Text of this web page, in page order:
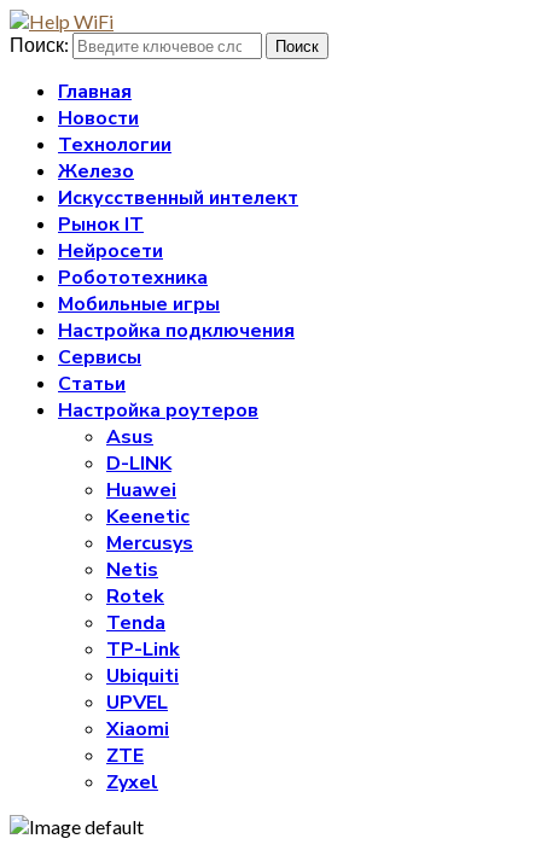
Поиск: Поиск
Главная
Новости
Технологии
Железо
Искусственный интелект
Рынок IT
Нейросети
Робототехника
Мобильные игры
Настройка подключения
Сервисы
Статьи
Настройка роутеров
Asus
D-LINK
Huawei
Keenetic
Mercusys
Netis
Rotek
Tenda
TP-Link
Ubiquiti
UPVEL
Xiaomi
ZTE
Zyxel